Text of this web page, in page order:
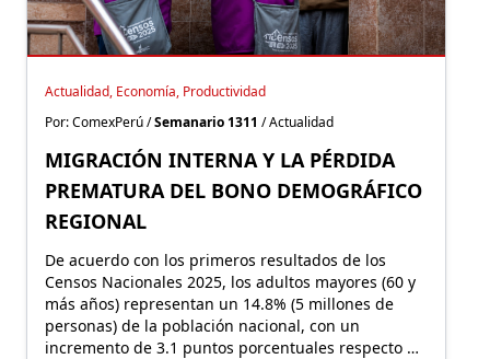
Actualidad, Economía, Productividad
Por: ComexPerú /Semanario 1311 / Actualidad
MIGRACIÓN INTERNA Y LA PÉRDIDA
PREMATURA DEL BONO DEMOGRÁFICO
REGIONAL
De acuerdo con los primeros resultados de los
Censos Nacionales 2025, los adultos mayores (60 y
más años) representan un 14.8% (5 millones de
personas) de la población nacional, con un
incremento de 3.1 puntos porcentuales respecto de